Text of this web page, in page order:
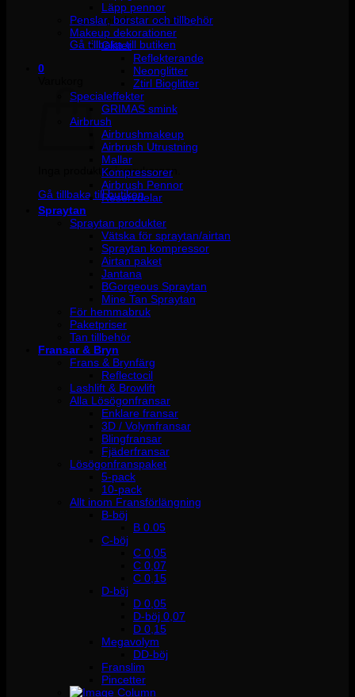
Inga produkter i varukorgen.
Gå tillbaka till butiken
0
Inga produkter i varukorgen.
Gå tillbaka till butiken
Läpp pennor
Penslar, borstar och tillbehör
Makeup dekorationer
Glitter
Reflekterande
Neonglitter
Ztirl Bioglitter
Specialeffekter
GRIMAS smink
Airbrush
Airbrushmakeup
Airbrush Utrustning
Mallar
Kompressorer
Airbrush Pennor
Reservdelar
Spraytan
Spraytan produkter
Vätska för spraytan/airtan
Spraytan kompressor
Airtan paket
Jantana
BGorgeous Spraytan
Mine Tan Spraytan
För hemmabruk
Paketpriser
Tan tillbehör
Fransar & Bryn
Frans & Brynfärg
Reflectocil
Lashlift & Browlift
Alla Lösögonfransar
Enklare fransar
3D / Volymfransar
Blingfransar
Fjäderfransar
Lösögonfranspaket
5-pack
10-pack
Allt inom Fransförlängning
B-böj
B 0.05
C-böj
C 0,05
C 0,07
C 0,15
D-böj
D 0,05
D-böj 0,07
D 0,15
Megavolym
DD-böj
Franslim
Pincetter